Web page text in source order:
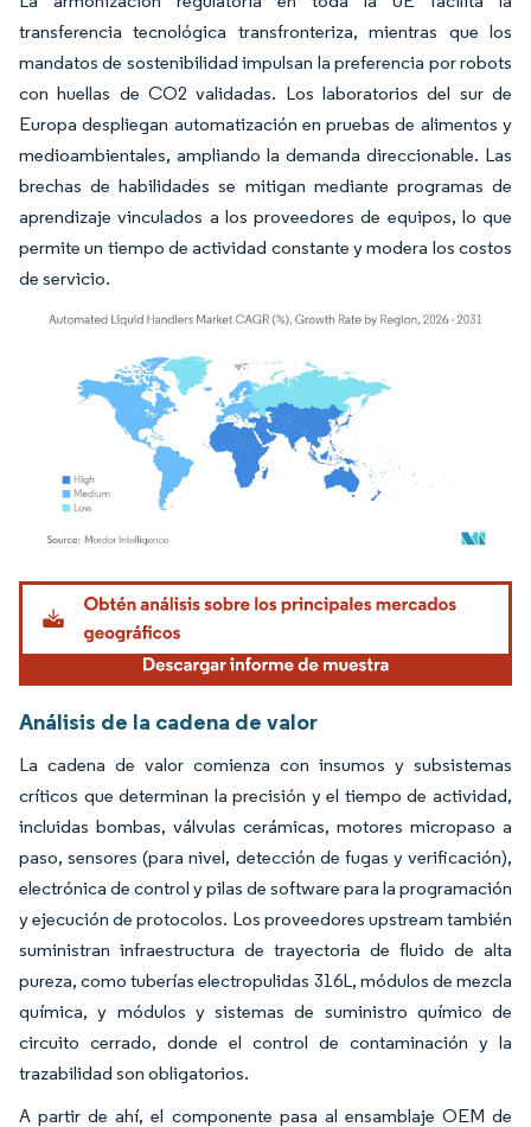
transferencia tecnológica transfronteriza, mientras que los
mandatos de sostenibilidad impulsan la preferencia por robots
con huellas de CO2 validadas. Los laboratorios del sur de
Europa despliegan automatización en pruebas de alimentos y
medioambientales, ampliando la demanda direccionable. Las
brechas de habilidades se mitigan mediante programas de
aprendizaje vinculados a los proveedores de equipos, lo que
permite un tiempo de actividad constante y modera los costos
de servicio.
Imagen © Mordor Intelligence. El uso requiere atribución según CC BY 4.0.
Análisis de la cadena de valor
La cadena de valor comienza con insumos y subsistemas
críticos que determinan la precisión y el tiempo de actividad,
incluidas bombas, válvulas cerámicas, motores micropaso a
paso, sensores (para nivel, detección de fugas y verificación),
electrónica de control y pilas de software para la programación
y ejecución de protocolos. Los proveedores upstream también
suministran infraestructura de trayectoria de fluido de alta
pureza, como tuberías electropulidas 316L, módulos de mezcla
química, y módulos y sistemas de suministro químico de
circuito cerrado, donde el control de contaminación y la
trazabilidad son obligatorios.
A partir de ahí, el componente pasa al ensamblaje OEM de